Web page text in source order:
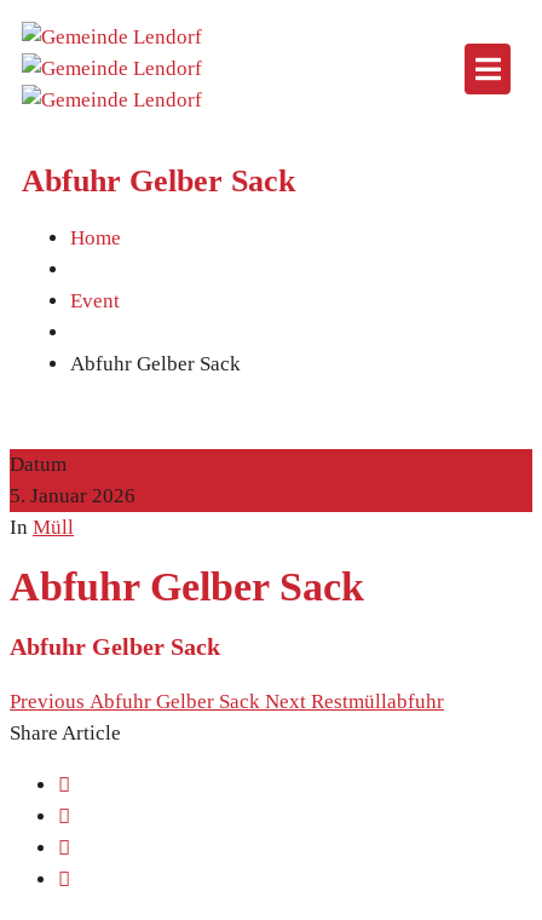
Abfuhr Gelber Sack
Home
Event
Abfuhr Gelber Sack
Datum
5. Januar 2026
In Müll
Abfuhr Gelber Sack
Abfuhr Gelber Sack
Previous Abfuhr Gelber Sack Next Restmüllabfuhr
Share Article